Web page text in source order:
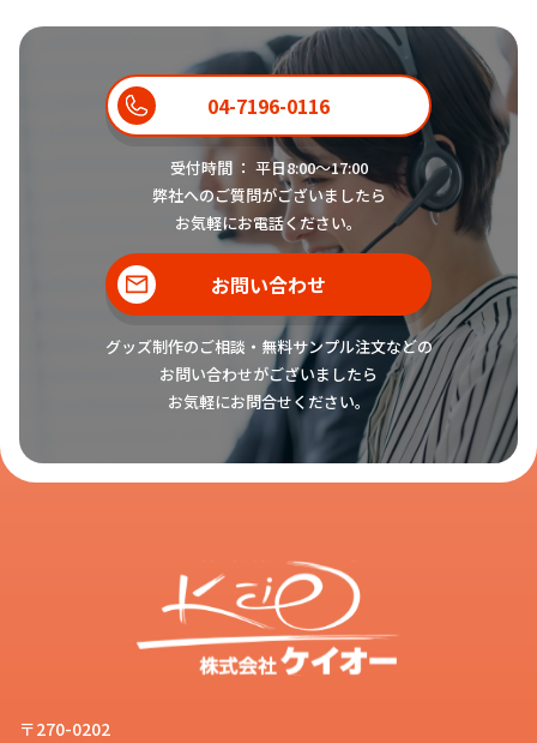
04-7196-0116
受付時間 ： 平日8:00〜17:00
弊社へのご質問がございましたら
お気軽にお電話ください。
お問い合わせ
グッズ制作のご相談・無料サンプル注文などの
お問い合わせがございましたら
お気軽にお問合せください。
〒270-0202